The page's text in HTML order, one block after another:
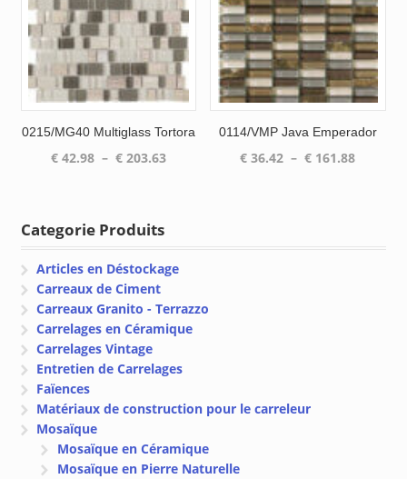
0215/MG40 Multiglass Tortora
€42.98 – €203.63Plage
0114/VMP Java Emperador
€ 36.42 – € 161.88Plage
Categorie Produits
Articles en Déstockage
Carreaux de Ciment
Carreaux Granito - Terrazzo
Carrelages en Céramique
Carrelages Vintage
Entretien de Carrelages
Faïences
Matériaux de construction pour le carreleur
Mosaïque
Mosaïque en Céramique
Mosaïque en Pierre Naturelle